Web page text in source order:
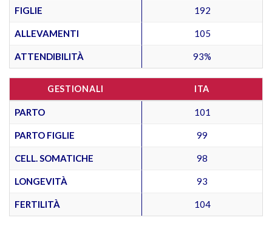
FIGLIE 192
ALLEVAMENTI 105
ATTENDIBILITÀ 93%
GESTIONALI ITA
PARTO 101
PARTO FIGLIE 99
CELL. SOMATICHE 98
LONGEVITÀ 93
FERTILITÀ 104